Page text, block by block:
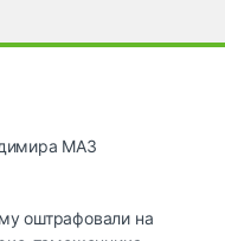
МАЗ
оштрафовали на